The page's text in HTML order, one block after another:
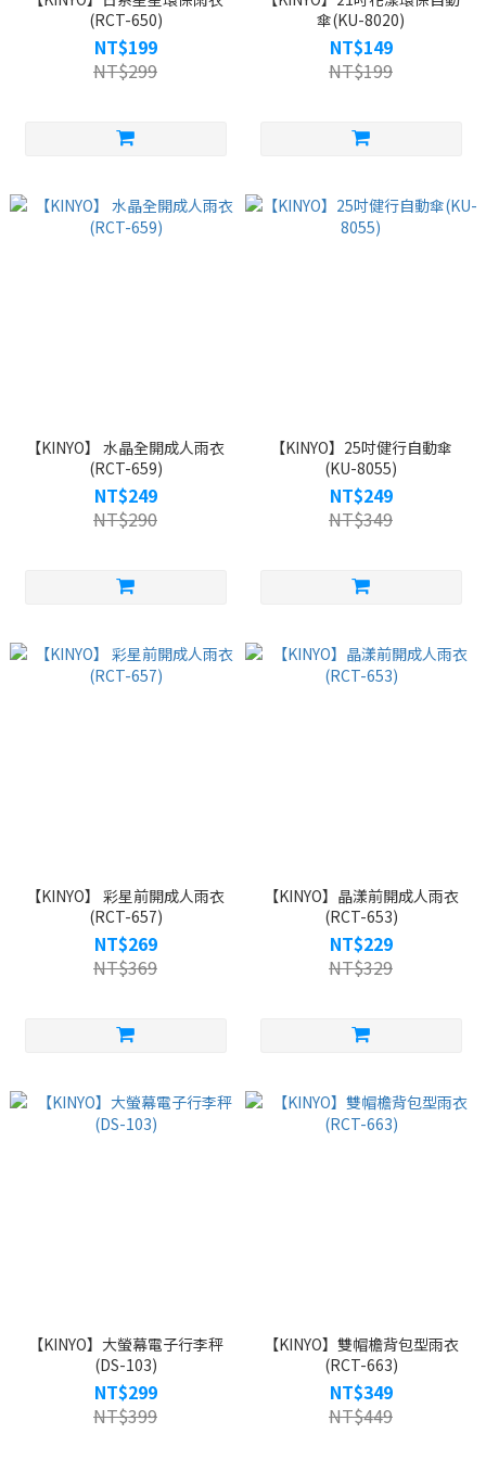
(RCT-650)
NT$199
NT$299
傘(KU-8020)
NT$149
NT$199
【KINYO】 水晶全開成人雨衣
(RCT-659)
NT$249
NT$290
【KINYO】25吋健行自動傘
(KU-8055)
NT$249
NT$349
【KINYO】 彩星前開成人雨衣
(RCT-657)
NT$269
NT$369
【KINYO】晶漾前開成人雨衣
(RCT-653)
NT$229
NT$329
【KINYO】大螢幕電子行李秤
(DS-103)
NT$299
NT$399
【KINYO】雙帽檐背包型雨衣
(RCT-663)
NT$349
NT$449